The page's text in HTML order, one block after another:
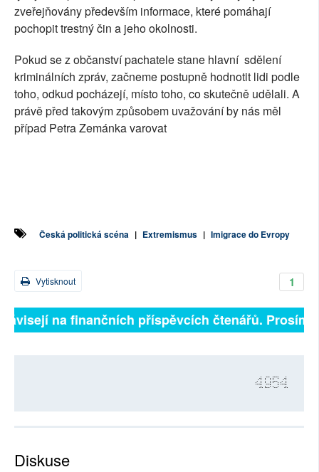
zveřejňovány především informace, které pomáhají
pochopit trestný čin a jeho okolnosti.
Pokud se z občanství pachatele stane hlavní sdělení
kriminálních zpráv, začneme postupně hodnotit lidi podle
toho, odkud pocházejí, místo toho, co skutečně udělali. A
právě před takovým způsobem uvažování by nás měl
případ Petra Zemánka varovat
Česká politická scéna | Extremismus | Imigrace do Evropy
1
Vytisknout
na finančních příspěvcích čtenářů. Prosíme,
4954
Diskuse